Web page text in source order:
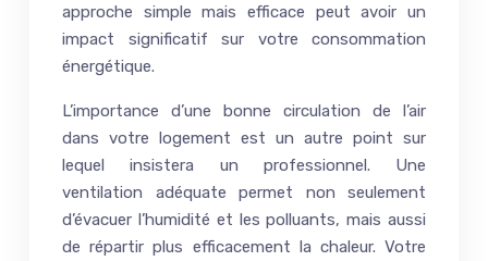
approche simple mais efficace peut avoir un
impact significatif sur votre consommation
énergétique.
L’importance d’une bonne circulation de l’air
dans votre logement est un autre point sur
lequel insistera un professionnel. Une
ventilation adéquate permet non seulement
d’évacuer l’humidité et les polluants, mais aussi
de répartir plus efficacement la chaleur. Votre